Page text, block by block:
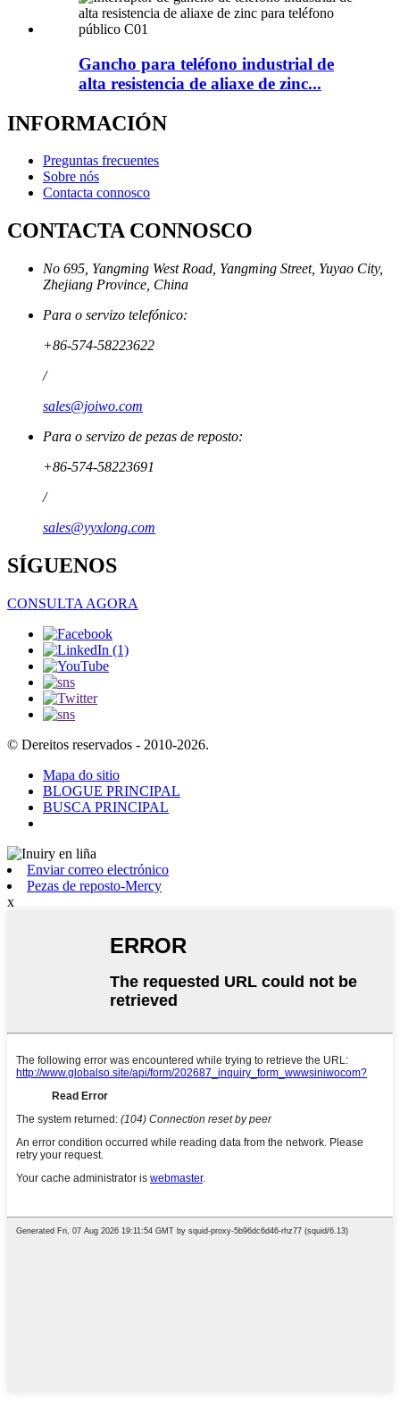
Gancho para teléfono industrial de
alta resistencia de aliaxe de zinc...
INFORMACIÓN
Preguntas frecuentes
Sobre nós
Contacta connosco
CONTACTA CONNOSCO
No 695, Yangming West Road, Yangming Street, Yuyao City,
Zhejiang Province, China
Para o servizo telefónico:
+86-574-58223622
/
sales@joiwo.com
Para o servizo de pezas de reposto:
+86-574-58223691
/
sales@yyxlong.com
SÍGUENOS
CONSULTA AGORA
© Dereitos reservados - 2010-2026.
Mapa do sitio
BLOGUE PRINCIPAL
BUSCA PRINCIPAL
Enviar correo electrónico
Pezas de reposto-Mercy
x